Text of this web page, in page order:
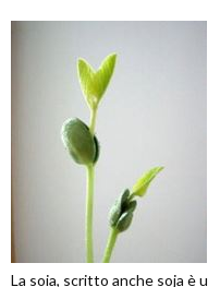
La soia, scritto anche soja è